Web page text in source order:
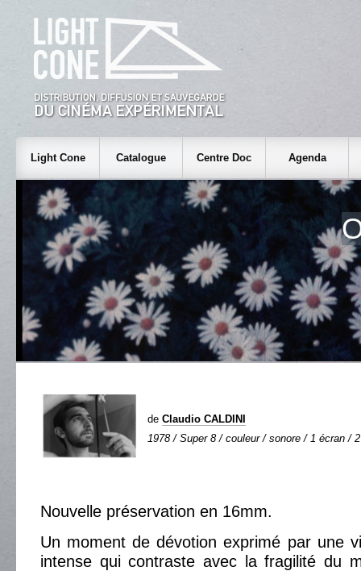
Light Cone Catalogue Centre Doc Agenda
de Claudio CALDINI
1978 / Super 8 / couleur / sonore / 1 écran /
Nouvelle préservation en 16mm.
Un moment de dévotion exprimé par une
intense qui contraste avec la fragilité du